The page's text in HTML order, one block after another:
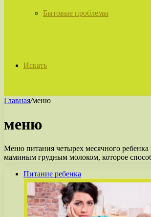
Бытовые проблемы
Искать
Главная/меню
меню
Меню питания четырех месячного ребенка
маминым грудным молоком, которое
Питание ребенка